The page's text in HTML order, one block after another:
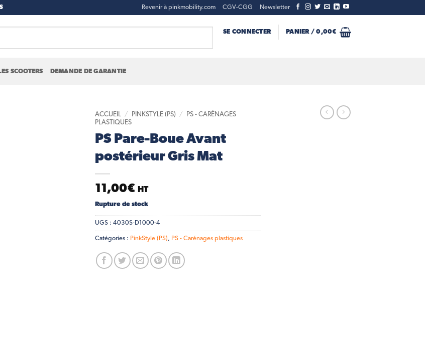
Revenir à pinkmobility.com CGV-CGG Newsletter
SE CONNECTER PANIER /0,00€
SCOOTERS DEMANDE DE GARANTIE
ACCUEIL / PINKSTYLE (PS) /
PS - CARÉNAGES
PLASTIQUES
PS Pare-Boue Avant
postérieur Gris Mat
11,00€ HT
Rupture de stock
UGS : 4030S-D1000-4
Catégories : PinkStyle (PS) , PS - Carénages plastiques